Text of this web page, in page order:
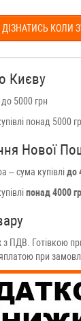
ДІЗНАТИСЬ КОЛИ
Києву
до 5000 грн
понад 5000
Нової
– сума купівлідо
понад 4000
з ПДВ. Готівкою
при